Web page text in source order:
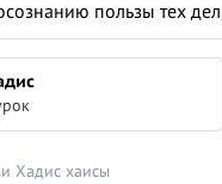
пользы тех
Хадис хаисы